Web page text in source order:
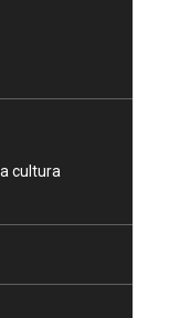
cultura